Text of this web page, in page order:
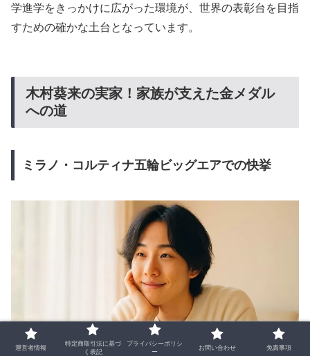
学進学をきっかけに広がった環境が、世界の表彰台を目指
すための確かな土台となっています。
木村葵来の実家！家族が支えた金メダル
への道
ミラノ・コルティナ五輪ビッグエアでの快挙
運営者情報
特定商取引法に基づ
く表記
プライバシーポリシ
ー
お問い合わせ 免責事項